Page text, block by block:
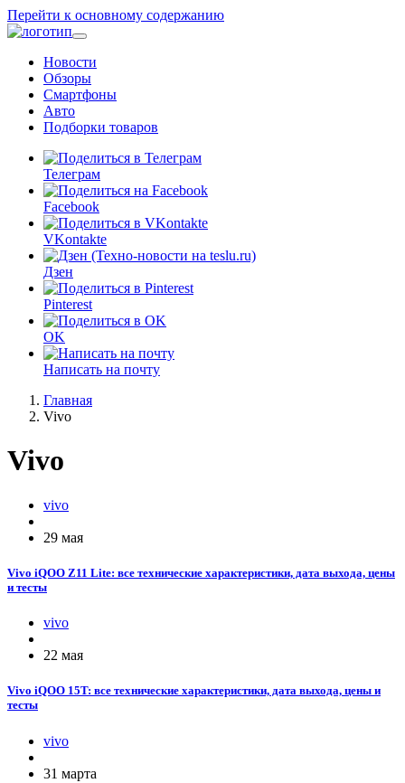
Перейти к основному содержанию
Новости
Обзоры
Смартфоны
Авто
Подборки товаров
Телеграм
Facebook
VKontakte
Дзен
Pinterest
OK
Написать на почту
Главная
Vivo
Vivo
vivo
29 мая
Vivo iQOO Z11 Lite: все технические характеристики, дата выхода, цены
и тесты
vivo
22 мая
Vivo iQOO 15T: все технические характеристики, дата выхода, цены и
тесты
vivo
31 марта